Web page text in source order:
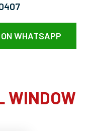
WHATSAPP
WINDOW